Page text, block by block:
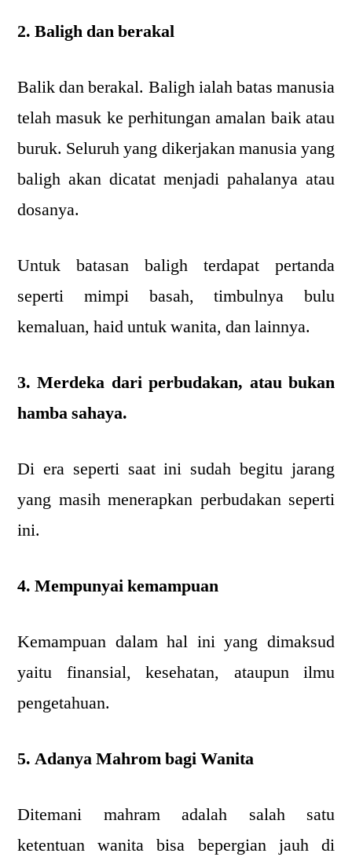
2. Baligh dan berakal
Balik dan berakal. Baligh ialah batas manusia
telah masuk ke perhitungan amalan baik atau
buruk. Seluruh yang dikerjakan manusia yang
baligh akan dicatat menjadi pahalanya atau
dosanya.
Untuk batasan baligh terdapat pertanda
seperti mimpi basah, timbulnya bulu
kemaluan, haid untuk wanita, dan lainnya.
3. Merdeka dari perbudakan, atau bukan
hamba sahaya.
Di era seperti saat ini sudah begitu jarang
yang masih menerapkan perbudakan seperti
ini.
4. Mempunyai kemampuan
Kemampuan dalam hal ini yang dimaksud
yaitu finansial, kesehatan, ataupun ilmu
pengetahuan.
5. Adanya Mahrom bagi Wanita
Ditemani mahram adalah salah satu
ketentuan wanita bisa bepergian jauh di